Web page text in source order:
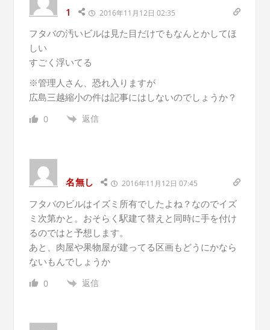
1 2016年11月12日 02:35
フタバの汚いビルは見た目だけでもなんとかしてほ
しい
すごく浮いてる
※管理人さん、恐れ入りますが
広島三越縮小の件は記事にはしないのでしょうか？
0 返信
名無し 2016年11月12日 07:45
フタバのビルはイズミ所有でしたよね？なのでイズ
ミ次第かと。おそらく駅建て替えと同時に手を付け
るのではと予想します。
あと、肉屋や果物屋が建ってる区画もどうにかなら
ないもんでしょうか
0 返信